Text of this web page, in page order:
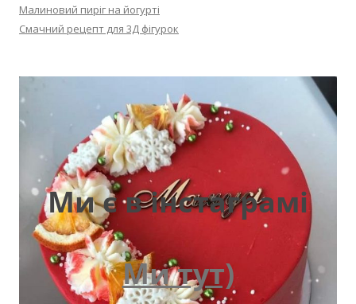
Малиновий пиріг на йогурті
Смачний рецепт для 3Д фігурок
Ми є в інстаграмі
Ми тут)